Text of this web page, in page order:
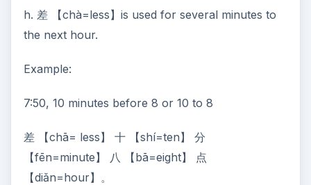
h. 差 【chà=less】is used for several minutes to
the next hour.
Example:
7:50, 10 minutes before 8 or 10 to 8
差 【chā= less】 十 【shí=ten】 分
【fēn=minute】 八 【bā=eight】 点
【diǎn=hour】。